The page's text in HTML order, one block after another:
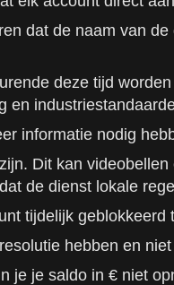
dat de naam van
deze tijd
en
informatie nodig
Dit kan
de dienst lokale
tijdelijk
hebben en
je je saldo in € niet